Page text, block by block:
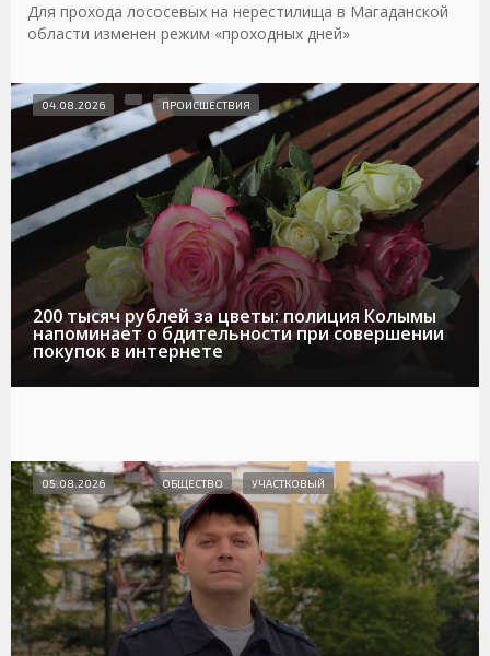
Для прохода лососевых на нерестилища в Магаданской
области изменен режим «проходных дней»
200 тысяч рублей за цветы: полиция Колымы
напоминает о бдительности при совершении
покупок в интернете
04.08.2026 ПРОИСШЕСТВИЯ
05.08.2026 ОБЩЕСТВО УЧАСТКОВЫЙ